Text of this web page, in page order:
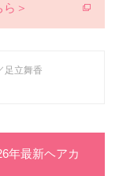
＞
立舞香
年最新ヘアカ